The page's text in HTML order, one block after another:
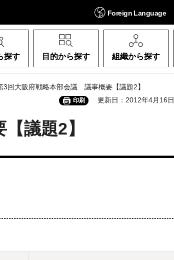
Foreign Language
探す 目的から探す 組織から探す
3回大阪府戦略本部会議 議事概要【議題2】
印刷 更新日：2012年4月16日
議題2】